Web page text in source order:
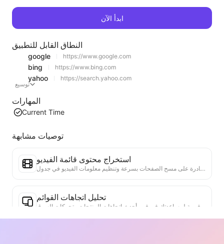
ابدأ الآن
النطاق القابل للتطبيق
google https://www.google.com
bing https://www.bing.com
yahoo
https://search.yahoo.com
توسيع
المهارات
Current Time
توصيات مشابهة
استخراج محتوى قائمة الفيديو
أداة فعالة لاستخراج محتوى الفيديو من صفحات الويب، قادرة على مسح الصفحات بسرعة وتنظيم معلومات الفيديو في جدول Markdown منظم.
تحليل اتجاهات القوائم